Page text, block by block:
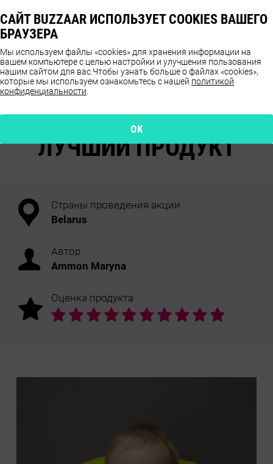
ОТЗЫВЫ О ПРОДУКТЕGERBER® И NESTLE®
ЛУЧШИЙ ПРОДУКТ
Страны проведения акции
Belarus
Автор
Ammon Maryna
Оценка продукта
САЙТ BUZZAAR ИСПОЛЬЗУЕТ COOKIES ВАШЕГО
БРАУЗЕРА
Мы используем файлы «cookies» для хранения информации на
вашем компьютере с целью настройки и улучшения пользования
нашим сайтом для вас. Чтобы узнать больше о файлах «cookies»,
которые мы используем ознакомьтесь с нашей политикой
конфиденциальности
OK